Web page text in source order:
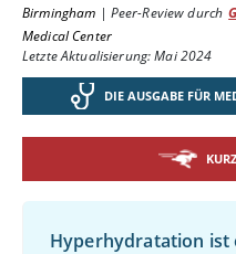
Birmingham | Peer-Review durch
Medical Center
Letzte Aktualisierung: Mai 2024
DIE AUSGABE FÜR
Hyperhydratation ist